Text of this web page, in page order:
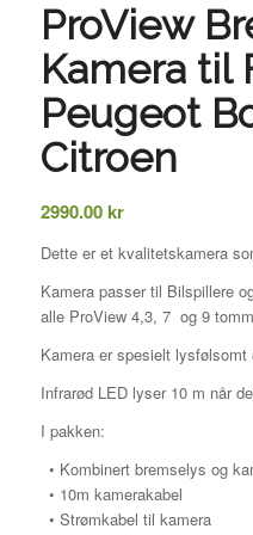
ProView
Kamera til
Peugeot
Citroen
2990.00kr
Dette er et kvalitetskamera
Kamera passer til Bilspillere
alle ProView 4,3, 7 og 9
Kamera er spesielt
Infrarød LED lyser 10 m når
I pakken:
• Kombinert bremselys og
• 10m kamerakabel
• Strømkabel til kamera